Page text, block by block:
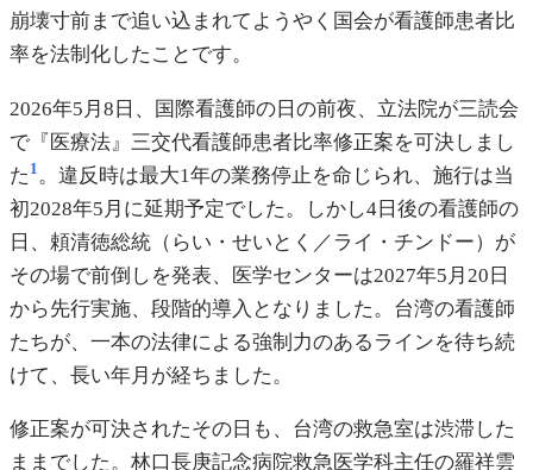
崩壊寸前まで追い込まれてようやく国会が看護師患者比
率を法制化したことです。
2026年5月8日、国際看護師の日の前夜、立法院が三読会
で『医療法』三交代看護師患者比率修正案を可決しまし
た 1 。違反時は最大1年の業務停止を命じられ、施行は当
初2028年5月に延期予定でした。しかし4日後の看護師の
日、頼清徳総統（らい・せいとく／ライ・チンドー）が
その場で前倒しを発表、医学センターは2027年5月20日
から先行実施、段階的導入となりました。台湾の看護師
たちが、一本の法律による強制力のあるラインを待ち続
けて、長い年月が経ちました。
修正案が可決されたその日も、台湾の救急室は渋滞した
ままでした。林口長庚記念病院救急医学科主任の羅祥雲